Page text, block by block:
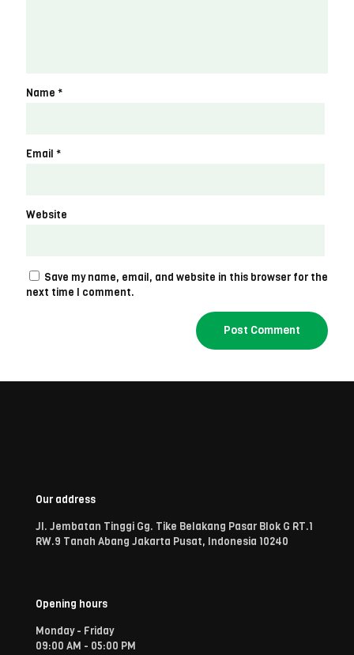
Name *
Email *
Website
Save my name, email, and website in this browser for the
next time I comment.
Our address
Jl. Jembatan Tinggi Gg. Tike Belakang Pasar Blok G RT.1
RW.9 Tanah Abang Jakarta Pusat, Indonesia 10240
Opening hours
Monday - Friday
09:00 AM - 05:00 PM